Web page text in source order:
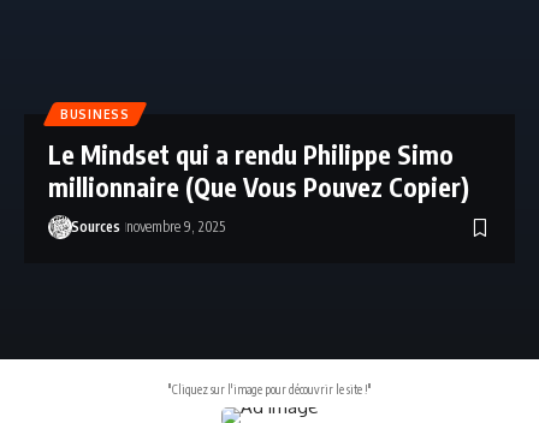
BUSINESS
Le Mindset qui a rendu Philippe Simo
millionnaire (Que Vous Pouvez Copier)
Sources novembre 9, 2025
"Cliquez sur l'image pour découvrir le site !"